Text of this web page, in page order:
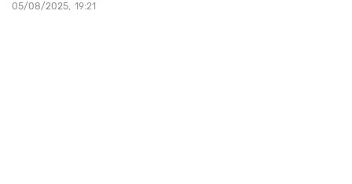
05/08/2025 19:21